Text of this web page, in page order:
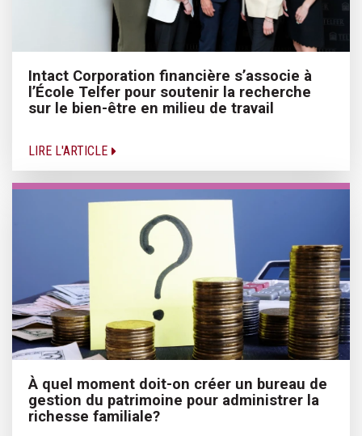
Intact Corporation financière s’associe à
l’École Telfer pour soutenir la recherche
sur le bien-être en milieu de travail
LIRE L'ARTICLE
À quel moment doit-on créer un bureau de
gestion du patrimoine pour administrer la
richesse familiale?